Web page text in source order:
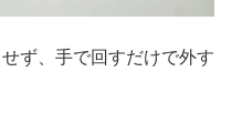
ず、手で回すだけで外す